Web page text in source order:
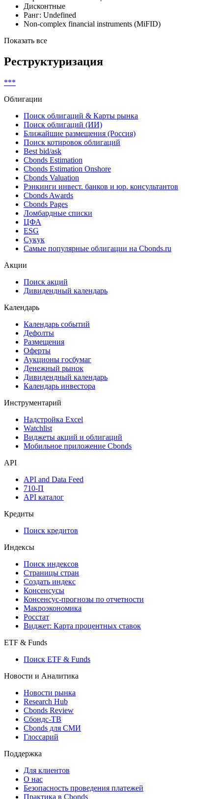
Классификатор выпуска
Дисконтные
Реструктуризация
Облигации
Поиск облигаций & Карты рынка
Поиск облигаций (ИИ)
Ближайшие размещения (Россия)
Поиск котировок облигаций
Best bid/ask
Cbonds Estimation
Cbonds Estimation Onshore
Cbonds Valuation
Рэнкинги инвест. банков и юр. консультантов
Cbonds Awards
Cbonds Pages
Ломбардные списки
ESG
Самые популярные облигации на Cbonds.ru
Дивидендный календарь
Календарь
Календарь событий
Дефолты
Размещения
Оферты
Денежный рынок
Календарь инвестора
Инструментарий
Мобильное приложение Cbonds
API
API and Data Feed
API каталог
Кредиты
Поиск кредитов
Индексы
Поиск индексов
Страницы стран
Создать индекс
Консенсусы
Макроэкономика
Виджет: Карта процентных ставок
ETF & Funds
Поиск ETF & Funds
Новости и Аналитика
Новости рынка
Research Hub
Сбондс-ТВ
Глоссарий
Поддержка